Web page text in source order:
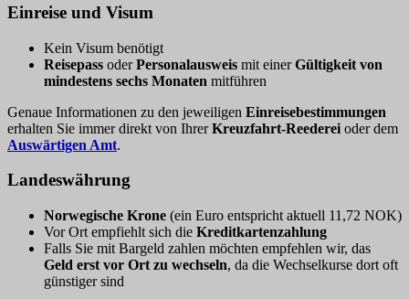
Einreise und Visum
Kein Visum benötigt
Reisepass oderPersonalausweis mit einerGültigkeit von
mindestens sechs Monaten mitführen
Genaue Informationen zu den jeweiligen Einreisebestimmungen
erhalten Sie immer direkt von IhrerKreuzfahrt-Reederei oder dem
Auswärtigen Amt.
Landeswährung
Norwegische Krone (ein Euro entspricht aktuell 11,72 NOK)
Vor Ort empfiehlt sich die Kreditkartenzahlung
Falls Sie mit Bargeld zahlen möchten empfehlen wir, das
Geld erst vor Ort zu wechseln, da die Wechselkurse dort oft
günstiger sind